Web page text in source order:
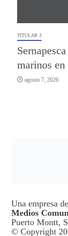
TITULAR 3
marinos
agosto 7, 2026
Una empresa
Medios
Puerto Montt,
© Copyright